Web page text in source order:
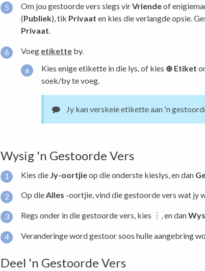
Om jou gestoorde vers slegs virVriendeof
(Publiek), tik Privaat en kies die verlangde opsie.
Privaat.
Voeg etikette by.
Kies enige etikette in die lys, of kies ⊕ Etiket
soek/by te voeg.
Jy kan verskeie etikette aan 'n
Wysig 'n Gestoorde Vers
Kies die Jy-oortjieop die onderste kieslys, en dan
Op dieAlles -oortjie, vind die gestoorde vers wat jy
Regs onder in die gestoorde vers, kies ⋮, en dan
Veranderinge word gestoor soos hulle aangebring
Deel 'n Gestoorde Vers